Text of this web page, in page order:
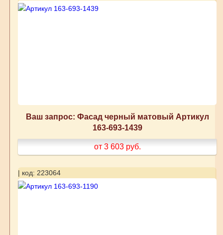
Ваш запрос: Фасад черный матовый Артикул
163-693-1439
от 3 603 руб.
| код: 223064